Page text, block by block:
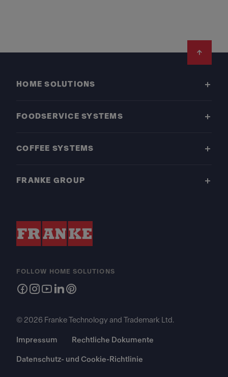
HOME SOLUTIONS
FOODSERVICE SYSTEMS
COFFEE SYSTEMS
FRANKE GROUP
FOLLOW HOME SOLUTIONS
© 2026 Franke Technology and Trademark Ltd.
Impressum Rechtliche Dokumente
Datenschutz- und Cookie-Richtlinie